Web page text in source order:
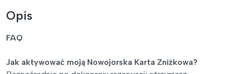
Opis
FAQ
Jak aktywować moją Nowojorska Karta Zniżkowa?